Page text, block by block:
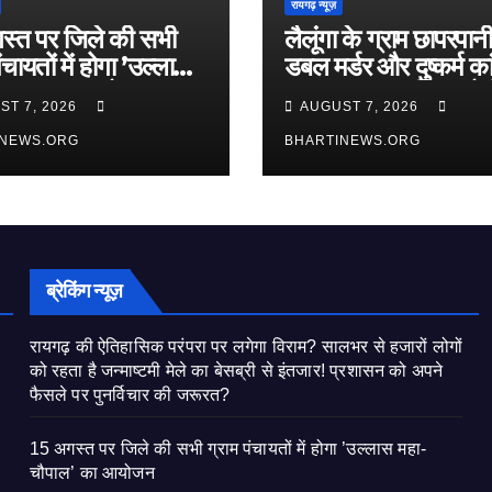
पर जिले की सभी
में होगा ’उल्लास
का आयोजन
7, 2026
रायगढ़ न्यूज़
लैलूंगा के ग्राम
डबल मर्डर और दुष्कर्म
खुलासा, 65 वर्षीय
गिरफ्तार
AUGUST 7, 2026
BHARTINEWS.ORG
ब्रेकिंग न्यूज़
रायगढ़ की ऐतिहासिक परंपरा पर लगेगा विराम? सालभर से हजारों लोगों
को रहता है जन्माष्टमी मेले का बेसब्री से इंतजार! प्रशासन को अपने
फैसले पर पुनर्विचार की जरूरत?
15 अगस्त पर जिले की सभी ग्राम पंचायतों में होगा ’उल्लास महा-
चौपाल’ का आयोजन